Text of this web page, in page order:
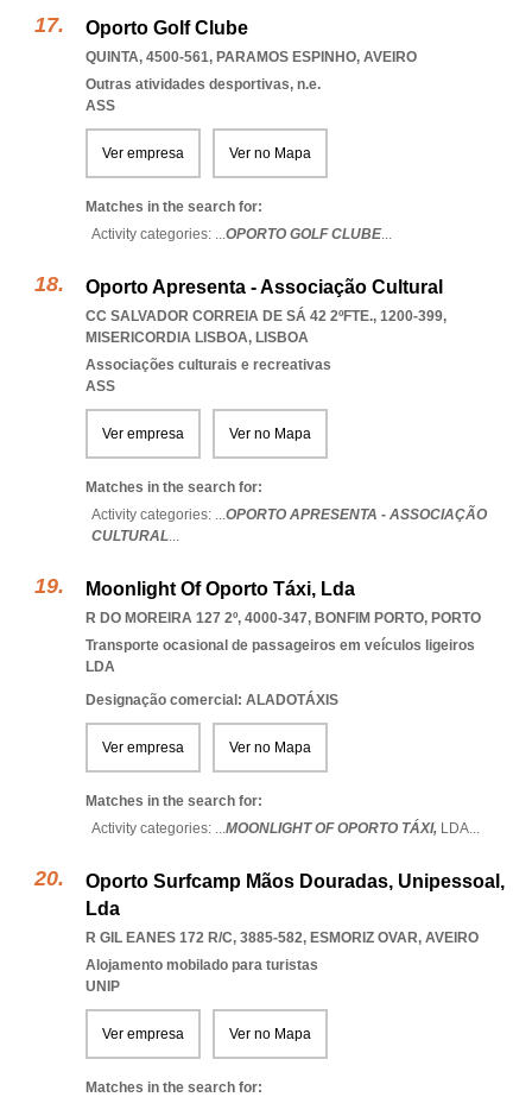
Oporto Golf Clube
QUINTA, 4500-561, PARAMOS ESPINHO, AVEIRO
Outras atividades desportivas, n.e.
ASS
Ver empresa Ver no Mapa
Matches in the search for:
Activity categories: ...OPORTO GOLF CLUBE...
Oporto Apresenta - Associação Cultural
CC SALVADOR CORREIA DE SÁ 42 2ºFTE., 1200-399,
MISERICORDIA LISBOA, LISBOA
Associações culturais e recreativas
ASS
Ver empresa Ver no Mapa
Matches in the search for:
Activity categories: ...OPORTO APRESENTA - ASSOCIAÇÃO
CULTURAL...
Moonlight Of Oporto Táxi, Lda
R DO MOREIRA 127 2º, 4000-347, BONFIM PORTO, PORTO
Transporte ocasional de passageiros em veículos ligeiros
LDA
Designação comercial: ALADOTÁXIS
Ver empresa Ver no Mapa
Matches in the search for:
Activity categories: ...MOONLIGHT OF OPORTO TÁXI, LDA...
Oporto Surfcamp Mãos Douradas, Unipessoal,
Lda
R GIL EANES 172 R/C, 3885-582, ESMORIZ OVAR, AVEIRO
Alojamento mobilado para turistas
UNIP
Ver empresa Ver no Mapa
Matches in the search for: